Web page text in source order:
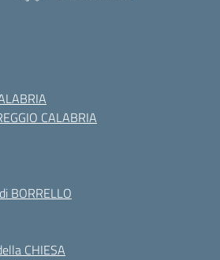
CALABRIA
BORRELLO
CHIESA